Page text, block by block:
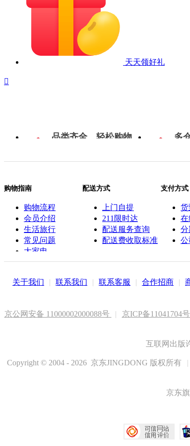
天天领好礼

品类齐全，轻松购物 多
购物指南
购物流程
会员介绍
生活旅行
常见问题
大家电
联系客服
配送方式
上门自提
211限时达
配送服务查询
配送费收取标准
支付方式
货
在
分
公
关于我们 | 联系我们 | 联系客服 | 合作招商 |
京公网安备 11000002000088号 | 京ICP备11041704号
互联网出版
Copyright © 2004 - 2026 京东JINGDONG 版权所有 |
京东